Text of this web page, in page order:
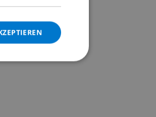
ITALIAN
NORWEGIAN